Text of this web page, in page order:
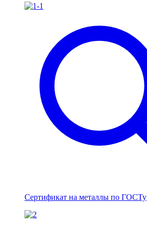
Сертификат на металлы по ГОСТу